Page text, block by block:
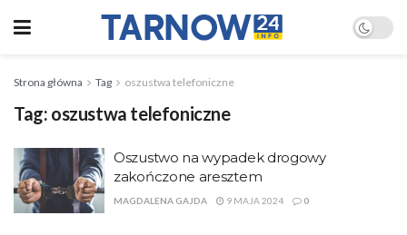
Strona główna Tag oszustwa telefoniczne
Tag: oszustwa telefoniczne
Oszustwo na wypadek drogowy
zakończone aresztem
MAGDALENA GAJDA 9 MAJA 2024 0